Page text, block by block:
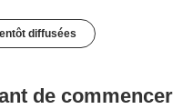
diffusées
de commencer